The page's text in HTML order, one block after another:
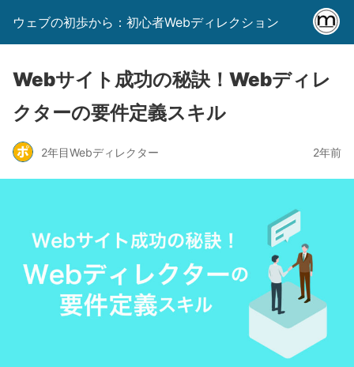
ウェブの初歩から：初心者Webディレクション
Webサイト成功の秘訣！Webディレ
クターの要件定義スキル
2年目Webディレクター 2年前